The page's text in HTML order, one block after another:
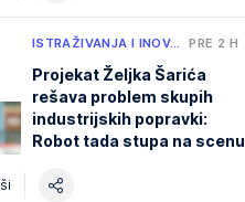
ISTRAŽIVANJA I INOV… PRE 2 H
Projekat Željka Šarića
rešava problem skupih
industrijskih popravki:
Robot tada stupa na scenu